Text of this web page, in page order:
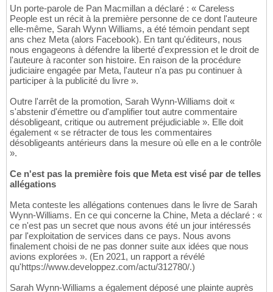
Un porte-parole de Pan Macmillan a déclaré : « Careless
People est un récit à la première personne de ce dont l'auteure
elle-même, Sarah Wynn Williams, a été témoin pendant sept
ans chez Meta (alors Facebook). En tant qu'éditeurs, nous
nous engageons à défendre la liberté d'expression et le droit de
l'auteure à raconter son histoire. En raison de la procédure
judiciaire engagée par Meta, l'auteur n'a pas pu continuer à
participer à la publicité du livre ».
Outre l'arrêt de la promotion, Sarah Wynn-Williams doit «
s'abstenir d'émettre ou d'amplifier tout autre commentaire
désobligeant, critique ou autrement préjudiciable ». Elle doit
également « se rétracter de tous les commentaires
désobligeants antérieurs dans la mesure où elle en a le contrôle
».
Ce n'est pas la première fois que Meta est visé par de telles
allégations
Meta conteste les allégations contenues dans le livre de Sarah
Wynn-Williams. En ce qui concerne la Chine, Meta a déclaré : «
ce n'est pas un secret que nous avons été un jour intéressés
par l'exploitation de services dans ce pays. Nous avons
finalement choisi de ne pas donner suite aux idées que nous
avions explorées ». (En 2021, un rapport a révélé
qu'https://www.developpez.com/actu/312780/.)
Sarah Wynn-Williams a également déposé une plainte auprès